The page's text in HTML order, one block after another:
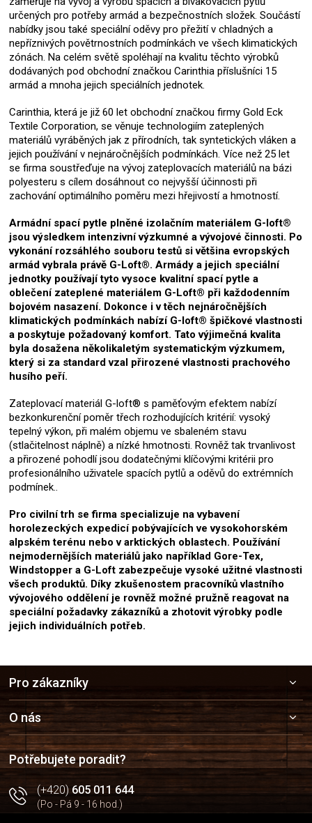
určených pro potřeby armád a bezpečnostních složek. Součástí
nabídky jsou také speciální oděvy pro přežití v chladných a
nepříznivých povětrnostních podmínkách ve všech klimatických
zónách. Na celém světě spoléhají na kvalitu těchto výrobků
dodávaných pod obchodní značkou Carinthia příslušníci 15
armád a mnoha jejich speciálních jednotek.
Carinthia, která je již 60 let obchodní značkou firmy Gold Eck
Textile Corporation, se věnuje technologiím zateplených
materiálů vyráběných jak z přírodních, tak syntetických vláken a
jejich používání v nejnáročnějších podmínkách. Více než 25 let
se firma soustřeďuje na vývoj zateplovacích materiálů na bázi
polyesteru s cílem dosáhnout co nejvyšší účinnosti při
zachování optimálního poměru mezi hřejivostí a hmotností.
Armádní spací pytle plněné izolačním materiálem G-loft®
jsou výsledkem intenzivní výzkumné a vývojové činnosti. Po
vykonání rozsáhlého souboru testů si většina evropských
armád vybrala právě G-Loft®. Armády a jejich speciální
jednotky používají tyto vysoce kvalitní spací pytle a
oblečení zateplené materiálem G-Loft® při každodenním
bojovém nasazení. Dokonce i v těch nejnáročnějších
klimatických podmínkách nabízí G-loft® špičkové vlastnosti
a poskytuje požadovaný komfort. Tato výjimečná kvalita
byla dosažena několikaletým systematickým výzkumem,
který si za standard vzal přirozené vlastnosti prachového
husího peří.
Zateplovací materiál G-loft® s paměťovým efektem nabízí
bezkonkurenční poměr třech rozhodujících kritérií: vysoký
tepelný výkon, při malém objemu ve sbaleném stavu
(stlačitelnost náplně) a nízké hmotnosti. Rovněž tak trvanlivost
a přirozené pohodlí jsou dodatečnými klíčovými kritérii pro
profesionálního uživatele spacích pytlů a oděvů do extrémních
podmínek..
Pro civilní trh se firma specializuje na vybavení
horolezeckých expedicí pobývajících ve vysokohorském
alpském terénu nebo v arktických oblastech. Používání
nejmodernějších materiálů jako například Gore-Tex,
Windstopper a G-Loft zabezpečuje vysoké užitné vlastnosti
všech produktů. Díky zkušenostem pracovníků vlastního
vývojového oddělení je rovněž možné pružně reagovat na
speciální požadavky zákazníků a zhotovit výrobky podle
jejich individuálních potřeb.
a
t
í
Pro zákazníky
O nás
Potřebujete poradit?
(+420)605 011 644
(Po - Pá 9 - 16 hod.)